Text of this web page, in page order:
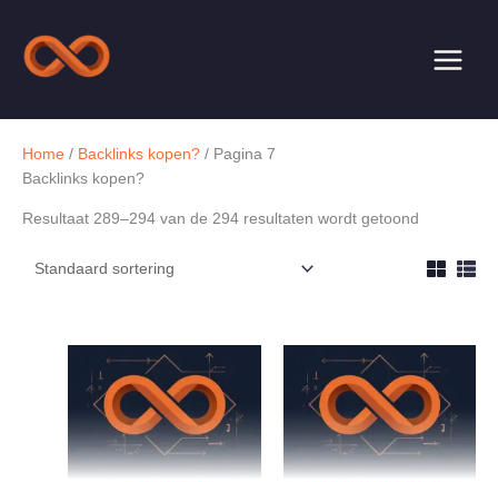
Home / Backlinks kopen? / Pagina 7
Backlinks kopen?
Resultaat 289–294 van de 294 resultaten wordt getoond